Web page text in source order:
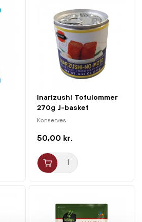
eller kød samt som smagsgiver i
og mayonnaise. Med denne 38
ingrediens, der giver autentisk
Inarizushi Tofulommer
270g J-basket
Konserves
50,00 kr.